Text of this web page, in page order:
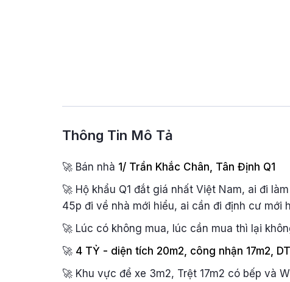
Thông Tin Mô Tả
🚀 Bán nhà 1/ Trần Khắc Chân, Tân Định Q1
🚀 Hộ khẩu Q1 đắt giá nhất Việt Nam, ai đi
45p đi về nhà mới hiểu, ai cần đi định cư mới
🚀 Lúc có không mua, lúc cần mua thì lại
🚀 4 TỶ - diện tích 20m2, công nhận 17m2,
🚀 Khu vực để xe 3m2, Trệt 17m2 có bếp và